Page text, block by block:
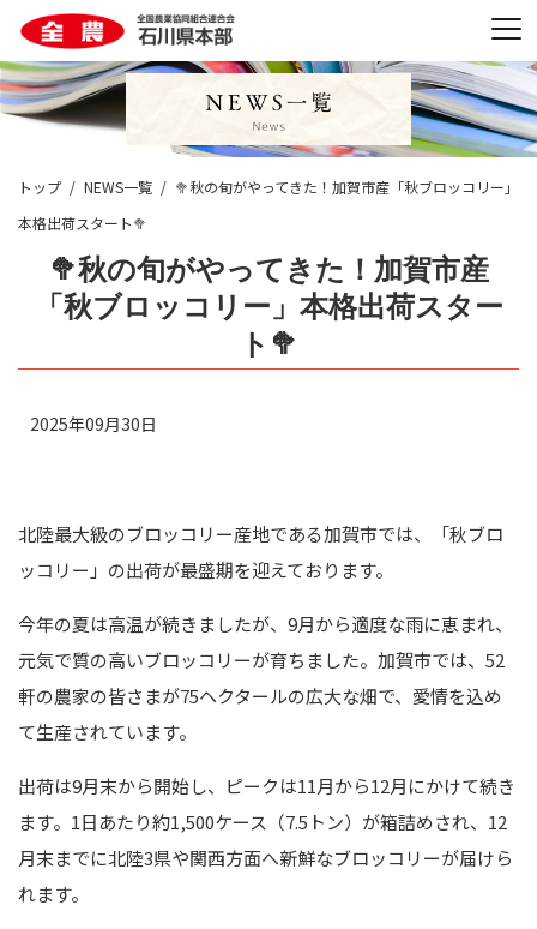
トップ NEWS一覧
🥦秋の旬がやってきた！加賀市産「秋ブロッコリー」
本格出荷スタート🥦
🥦秋の旬がやってきた！加賀市産
「秋ブロッコリー」本格出荷スター
ト🥦
2025年09月30日
北陸最大級のブロッコリー産地である加賀市では、「秋ブロ
ッコリー」の出荷が最盛期を迎えております。
今年の夏は高温が続きましたが、9月から適度な雨に恵まれ、
元気で質の高いブロッコリーが育ちました。加賀市では、52
軒の農家の皆さまが75ヘクタールの広大な畑で、愛情を込め
て生産されています。
出荷は9月末から開始し、ピークは11月から12月にかけて続き
ます。1日あたり約1,500ケース（7.5トン）が箱詰めされ、12
月末までに北陸3県や関西方面へ新鮮なブロッコリーが届けら
れます。